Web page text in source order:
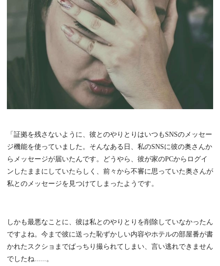
「証拠を残さないように、彼とのやりとりはいつもSNSのメッセー
ジ機能を使っていました。そんなある日、私のSNSに彼の奥さんか
らメッセージが届いたんです。どうやら、彼が家のPCからログイ
ンしたままにしていたらしく、前々から不審に思っていた奥さんが
私とのメッセージを見つけてしまったようです。
しかも最悪なことに、彼は私とのやりとりを削除していなかったん
ですよね。今まで彼に送った恥ずかしい内容やホテルの部屋番が書
かれたスクショまでばっちり撮られてしまい、言い逃れできません
でしたね......。